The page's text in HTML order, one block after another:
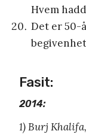
Hvem
Det er 50-
Fasit:
2014:
1)Burj